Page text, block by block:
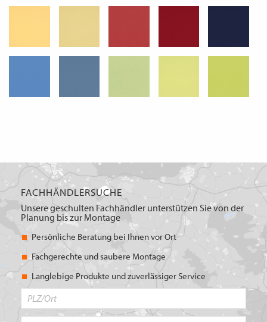
FACHHÄNDLERSUCHE
Unsere geschulten Fachhändler unterstützen Sie von der
Planung bis zur Montage
Persönliche Beratung bei Ihnen vor Ort
Fachgerechte und saubere Montage
Langlebige Produkte und zuverlässiger Service